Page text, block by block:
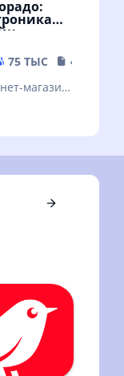
75 ТЫС
44.14 MB
магазин:
покупки